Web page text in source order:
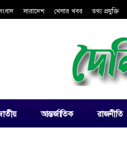
সারাদেশ খেলার খবর তথ্য প্রযুক্তি
আন্তর্জাতিক রাজনীতি